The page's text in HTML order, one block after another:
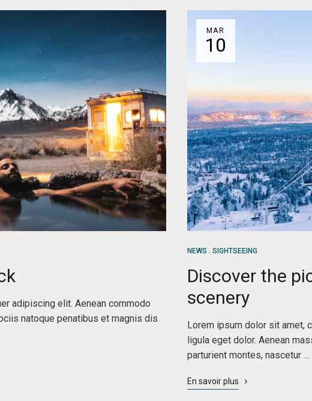
adipiscing elit. Aenean commodo
natoque penatibus et magnis dis
MAR
10
NEWS SIGHTSEEING
Discover the
scenery
Lorem ipsum dolor sit amet,
ligula eget dolor. Aenean
parturient montes, nascetur …
En savoir plus